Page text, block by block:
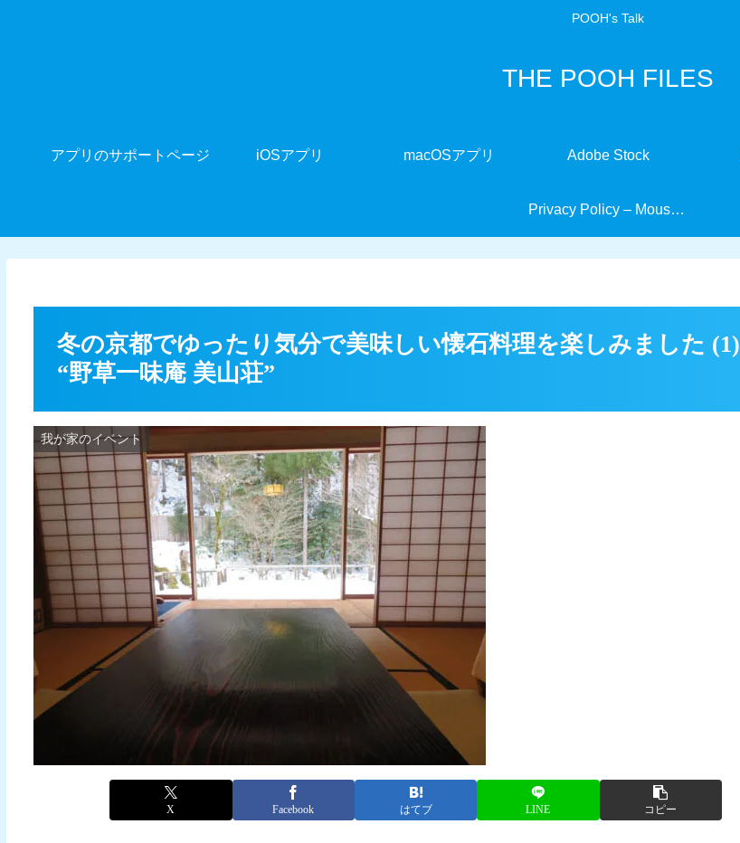
POOH's Talk
THE POOH FILES
アプリのサポートページ iOSアプリ macOSアプリ Adobe Stock
Privacy Policy – MouseMate
冬の京都でゆったり気分で美味しい懐石料理を楽しみました (1)
“野草一味庵 美山荘”
我が家のイベント
X Facebook はてブ LINE コピー